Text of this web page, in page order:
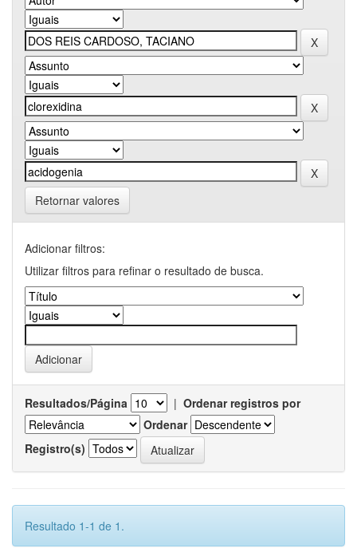
Retornar valores
Adicionar filtros:
Utilizar filtros para refinar o resultado de busca.
Resultados/Página | Ordenar registros por
Ordenar
Registro(s)
Resultado 1-1 de 1.